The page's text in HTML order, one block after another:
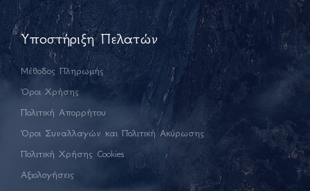
Υποστήριξη Πελατών
Μέθοδος Πληρωμής
Όροι Χρήσης
Πολιτική Απορρήτου
Όροι Συναλλαγών και Πολιτική Ακύρωσης
Πολιτική Χρήσης Cookies
Αξιολογήσεις